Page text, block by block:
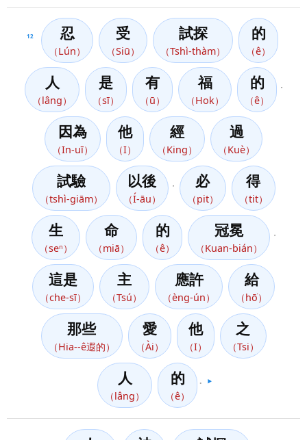
12 忍
（Lún）
受
（Siū）
試探
（Tshì-thàm）
的
（ê）
人
（lâng）
是
（sī）
有
（ū）
福
（Hok）
的
（ê）
因為
（In-uī）
他
（I）
經
（King）
過
（Kuè）
試驗
（tshì-giām）
以後
（Í-āu）
必
（pit）
得
（tit）
生
（seⁿ）
命
（miā）
的
（ê）
冠冕
（Kuan-bián）
這是
（che-sī）
主
（Tsú）
應許
（èng-ún）
給
（hō͘）
那些
（Hia--ê遐的）
愛
（Ài）
他
（I）
之
（Tsi）
人
（lâng）
的
（ê）
▶️